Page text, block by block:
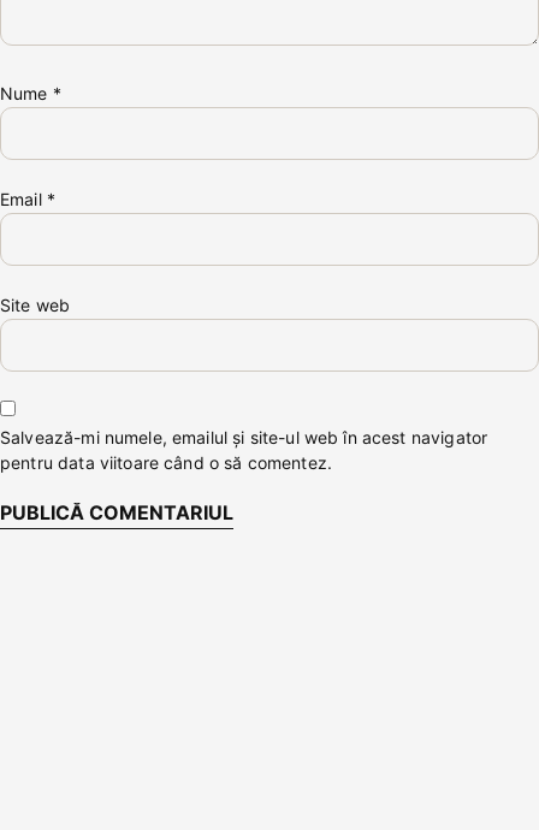
Nume *
Email *
Site web
Salvează-mi numele, emailul și site-ul web în acest navigator
pentru data viitoare când o să comentez.